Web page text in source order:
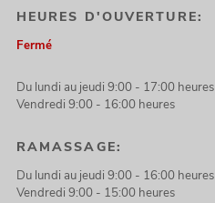
HEURES D'OUVERTURE:
Fermé
Du lundi au jeudi 9:00 - 17:00 heures
Vendredi 9:00 - 16:00 heures
RAMASSAGE:
Du lundi au jeudi 9:00 - 16:00 heures
Vendredi 9:00 - 15:00 heures